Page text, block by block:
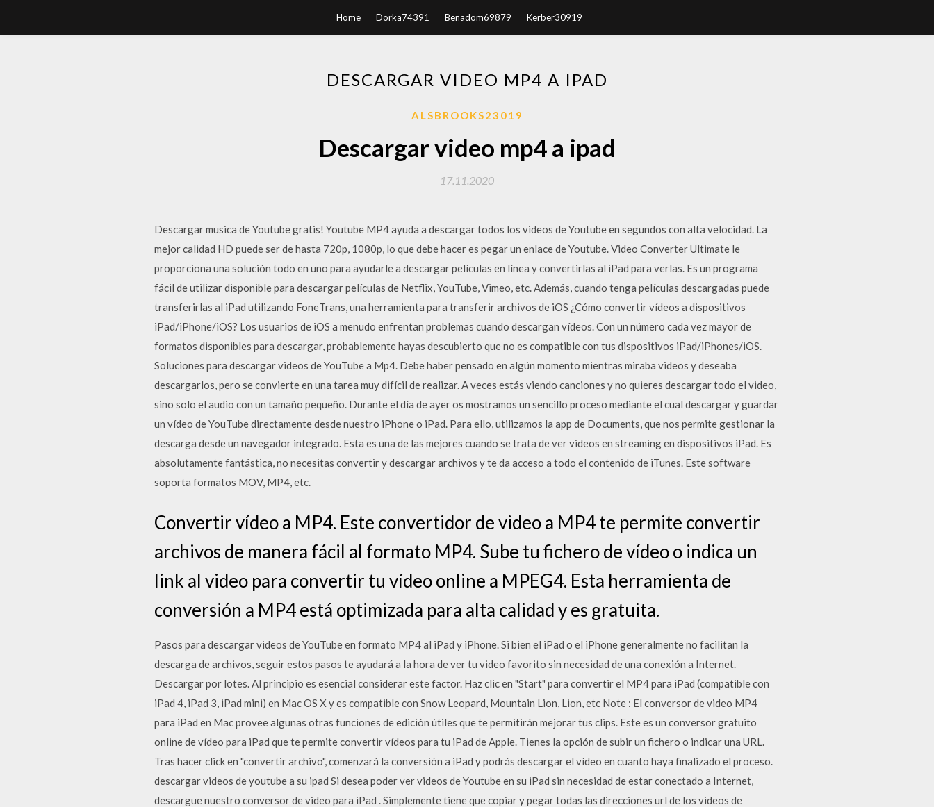
Home Dorka74391 Benadom69879 Kerber30919
DESCARGAR VIDEO MP4 A IPAD
ALSBROOKS23019
Descargar video mp4 a ipad
17.11.2020
Descargar musica de Youtube gratis! Youtube MP4 ayuda a descargar todos los videos de Youtube en segundos con alta velocidad. La
mejor calidad HD puede ser de hasta 720p, 1080p, lo que debe hacer es pegar un enlace de Youtube. Video Converter Ultimate le
proporciona una solución todo en uno para ayudarle a descargar películas en línea y convertirlas al iPad para verlas. Es un programa
fácil de utilizar disponible para descargar películas de Netflix, YouTube, Vimeo, etc. Además, cuando tenga películas descargadas puede
transferirlas al iPad utilizando FoneTrans, una herramienta para transferir archivos de iOS ¿Cómo convertir vídeos a dispositivos
iPad/iPhone/iOS? Los usuarios de iOS a menudo enfrentan problemas cuando descargan vídeos. Con un número cada vez mayor de
formatos disponibles para descargar, probablemente hayas descubierto que no es compatible con tus dispositivos iPad/iPhones/iOS.
Soluciones para descargar videos de YouTube a Mp4. Debe haber pensado en algún momento mientras miraba videos y deseaba
descargarlos, pero se convierte en una tarea muy difícil de realizar. A veces estás viendo canciones y no quieres descargar todo el video,
sino solo el audio con un tamaño pequeño. Durante el día de ayer os mostramos un sencillo proceso mediante el cual descargar y guardar
un vídeo de YouTube directamente desde nuestro iPhone o iPad. Para ello, utilizamos la app de Documents, que nos permite gestionar la
descarga desde un navegador integrado. Esta es una de las mejores cuando se trata de ver videos en streaming en dispositivos iPad. Es
absolutamente fantástica, no necesitas convertir y descargar archivos y te da acceso a todo el contenido de iTunes. Este software
soporta formatos MOV, MP4, etc.
Convertir vídeo a MP4. Este convertidor de video a MP4 te permite convertir
archivos de manera fácil al formato MP4. Sube tu fichero de vídeo o indica un
link al video para convertir tu vídeo online a MPEG4. Esta herramienta de
conversión a MP4 está optimizada para alta calidad y es gratuita.
Pasos para descargar videos de YouTube en formato MP4 al iPad y iPhone. Si bien el iPad o el iPhone generalmente no facilitan la
descarga de archivos, seguir estos pasos te ayudará a la hora de ver tu video favorito sin necesidad de una conexión a Internet.
Descargar por lotes. Al principio es esencial considerar este factor. Haz clic en "Start" para convertir el MP4 para iPad (compatible con
iPad 4, iPad 3, iPad mini) en Mac OS X y es compatible con Snow Leopard, Mountain Lion, Lion, etc Note : El conversor de video MP4
para iPad en Mac provee algunas otras funciones de edición útiles que te permitirán mejorar tus clips. Este es un conversor gratuito
online de vídeo para iPad que te permite convertir vídeos para tu iPad de Apple. Tienes la opción de subir un fichero o indicar una URL.
Tras hacer click en "convertir archivo", comenzará la conversión a iPad y podrás descargar el vídeo en cuanto haya finalizado el proceso.
descargar videos de youtube a su ipad Si desea poder ver videos de Youtube en su iPad sin necesidad de estar conectado a Internet,
descargue nuestro conversor de video para iPad . Simplemente tiene que copiar y pegar todas las direcciones url de los videos de